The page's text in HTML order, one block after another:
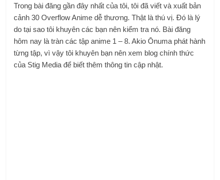
Trong bài đăng gần đây nhất của tôi, tôi đã viết và xuất bản
cảnh 30 Overflow Anime dễ thương. Thật là thú vị. Đó là lý
do tại sao tôi khuyên các bạn nên kiểm tra nó. Bài đăng
hôm nay là tràn các tập anime 1 – 8. Akio Ōnuma phát hành
từng tập, vì vậy tôi khuyên bạn nên xem blog chính thức
của Stig Media để biết thêm thông tin cập nhật.